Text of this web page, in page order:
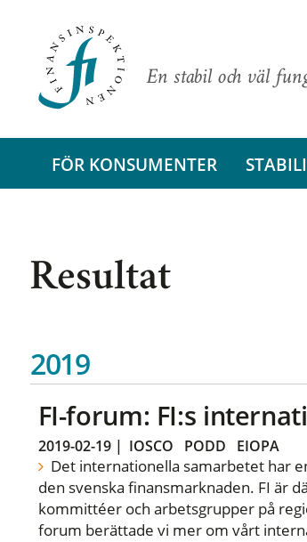
En stabil och väl
FÖR KONSUMENTER
Resultat
2019
FI-forum: FI:s
2019-02-19| IOSCO PODD EIOPA
Det internationella samarbetet har
den svenska finansmarknaden. FI är
kommittéer och arbetsgrupper på
forum berättade vi mer om vårt